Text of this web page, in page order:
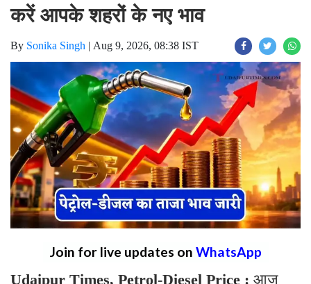
करें आपके शहरों के नए भाव
By Sonika Singh | Aug 9, 2026, 08:38 IST
Join for live updates on WhatsApp
Udaipur Times, Petrol-Diesel Price : आज